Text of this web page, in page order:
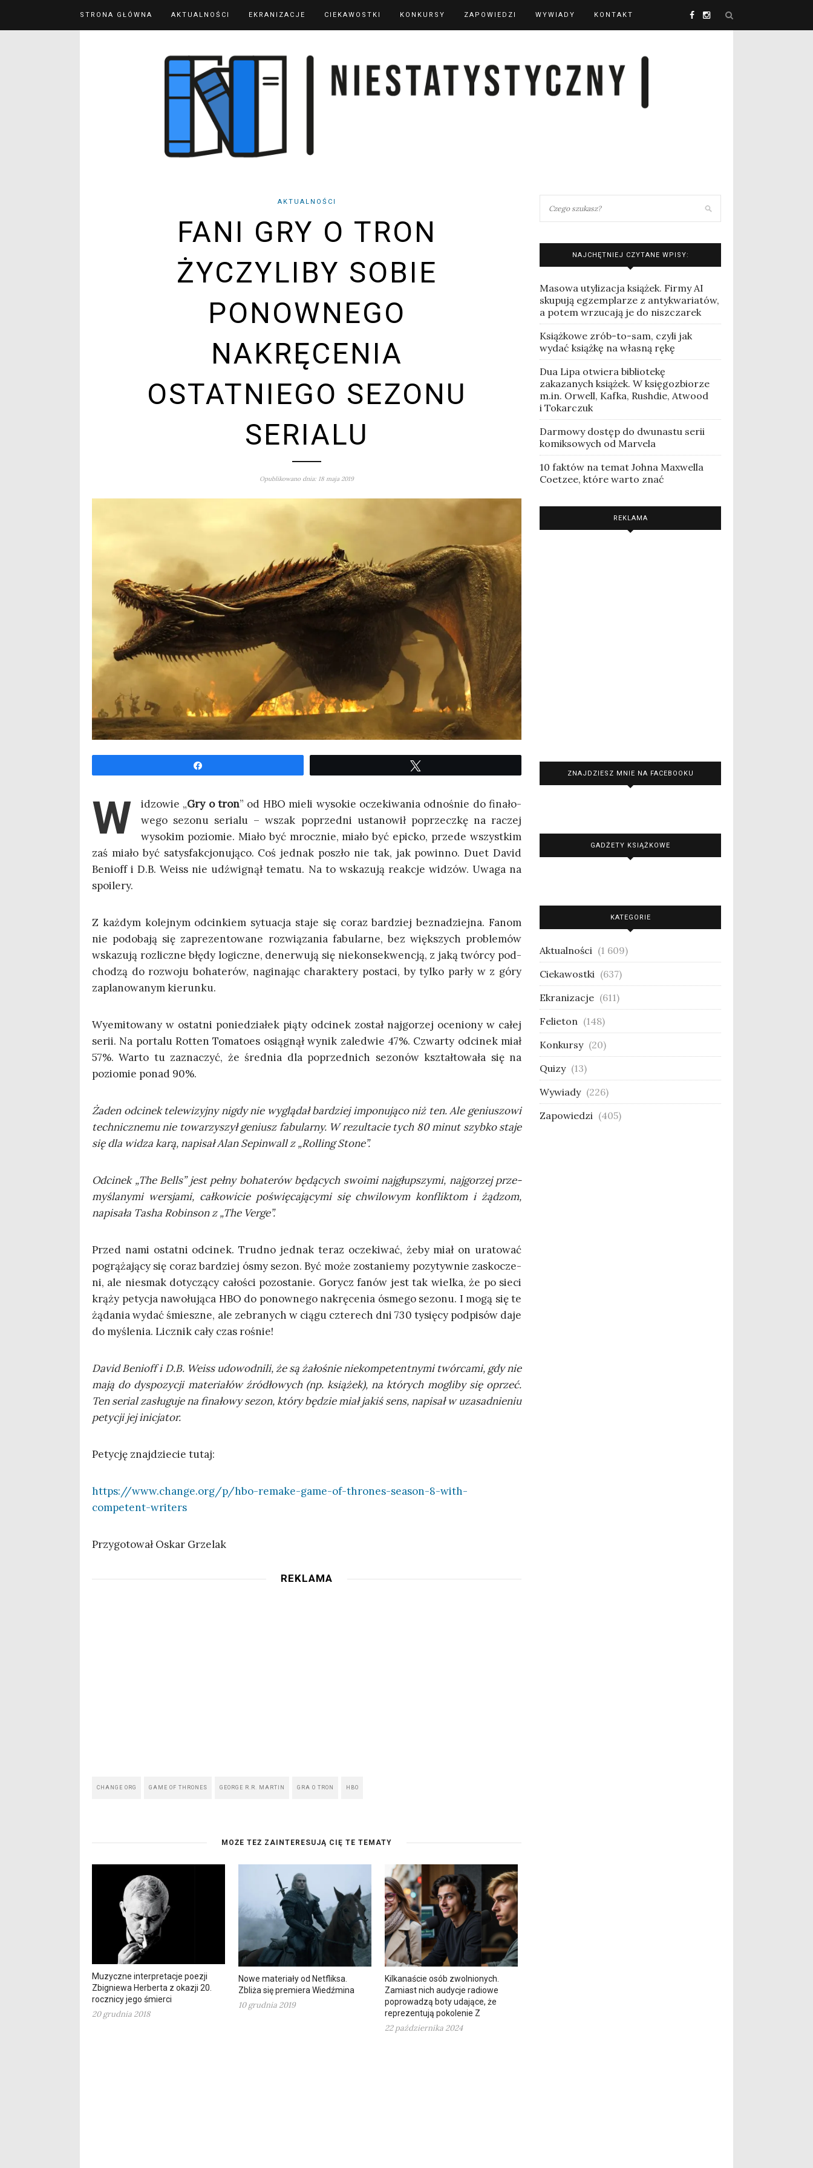
STRONA GŁÓWNA AKTUALNOŚCI EKRANIZACJE CIEKAWOSTKI KONKURSY ZAPOWIEDZI WYWIADY KONTAKT
AKTUALNOŚCI
FANI GRY O TRON
ŻYCZYLIBY SOBIE
PONOWNEGO
NAKRĘCENIA
OSTATNIEGO SEZONU
SERIALU
Opublikowano dnia: 18 maja 2019
W idzo­wie „Gry o tron” od HBO mie­li wyso­kie ocze­ki­wa­nia odno­śnie do fina­ło­
we­go sezo­nu seria­lu – wszak poprzed­ni usta­no­wił poprzecz­kę na raczej
wyso­kim pozio­mie. Mia­ło być mrocz­nie, mia­ło być epic­ko, przede wszyst­kim
zaś mia­ło być satys­fak­cjo­nu­ją­co. Coś jed­nak poszło nie tak, jak powin­no. Duet David
Benioff i D.B. Weiss nie udźwi­gnął tema­tu. Na to wska­zu­ją reak­cje widzów. Uwa­ga na
spoilery.
Z każ­dym kolej­nym odcin­kiem sytu­acja sta­je się coraz bar­dziej bez­na­dziej­na. Fanom
nie podo­ba­ją się zapre­zen­to­wa­ne roz­wią­za­nia fabu­lar­ne, bez więk­szych pro­ble­mów
wska­zu­ją roz­licz­ne błę­dy logicz­ne, dener­wu­ją się nie­kon­se­kwen­cją, z jaką twór­cy pod­
cho­dzą do roz­wo­ju boha­te­rów, nagi­na­jąc cha­rak­te­ry posta­ci, by tyl­ko par­ły w z góry
zapla­no­wa­nym kierunku.
Wyemi­to­wa­ny w ostat­ni ponie­dzia­łek pią­ty odci­nek został naj­go­rzej oce­nio­ny w całej
serii. Na por­ta­lu Rot­ten Toma­to­es osią­gnął wynik zale­d­wie 47%. Czwar­ty odci­nek miał
57%. War­to tu zazna­czyć, że śred­nia dla poprzed­nich sezo­nów kształ­to­wa­ła się na
pozio­mie ponad 90%.
Żaden odci­nek tele­wi­zyj­ny nigdy nie wyglą­dał bar­dziej impo­nu­ją­co niż ten. Ale geniu­szo­wi
tech­nicz­ne­mu nie towa­rzy­szył geniusz fabu­lar­ny. W rezul­ta­cie tych 80 minut szyb­ko sta­je
się dla widza karą, napi­sał Alan Sepin­wall z „Rol­ling Stone”.
Odci­nek „The Bells” jest peł­ny boha­te­rów będą­cych swo­imi naj­głup­szy­mi, naj­go­rzej prze­
my­śla­ny­mi wer­sja­mi, cał­ko­wi­cie poświę­ca­ją­cy­mi się chwi­lo­wym kon­flik­tom i żądzom,
napi­sa­ła Tasha Robin­son z „The Verge”.
Przed nami ostat­ni odci­nek. Trud­no jed­nak teraz ocze­ki­wać, żeby miał on ura­to­wać
pogrą­ża­ją­cy się coraz bar­dziej ósmy sezon. Być może zosta­nie­my pozy­tyw­nie zasko­cze­
ni, ale nie­smak doty­czą­cy cało­ści pozo­sta­nie. Gorycz fanów jest tak wiel­ka, że po sie­ci
krą­ży pety­cja nawo­łu­ją­ca HBO do ponow­ne­go nakrę­ce­nia ósme­go sezo­nu. I mogą się te
żąda­nia wydać śmiesz­ne, ale zebra­nych w cią­gu czte­rech dni 730 tysię­cy pod­pi­sów daje
do myśle­nia. Licz­nik cały czas rośnie!
David Benioff i D.B. Weiss udo­wod­ni­li, że są żało­śnie nie­kom­pe­tent­ny­mi twór­ca­mi, gdy nie
mają do dys­po­zy­cji mate­ria­łów źró­dło­wych (np. ksią­żek), na któ­rych mogli­by się oprzeć.
Ten serial zasłu­gu­je na fina­ło­wy sezon, któ­ry będzie miał jakiś sens, napi­sał w uza­sad­nie­niu
pety­cji jej inicjator.
Pety­cję znaj­dzie­cie tutaj:
https://www.change.org/p/hbo-remake-game-of-thrones-season-8-with-
competent-writers
Przy­go­to­wał Oskar Grzelak
REKLAMA
CHANGE ORG GAME OF THRONES GEORGE R.R. MARTIN GRA O TRON HBO
MOŻE TEŻ ZAINTERESUJĄ CIĘ TE TEMATY
Muzyczne interpretacje poezji
Zbigniewa Herberta z okazji 20.
rocznicy jego śmierci
20 grudnia 2018
Nowe materiały od Netfliksa.
Zbliża się premiera Wiedźmina
10 grudnia 2019
Kilkanaście osób zwolnionych.
Zamiast nich audycje radiowe
poprowadzą boty udające, że
reprezentują pokolenie Z
22 października 2024
NAJCHĘTNIEJ CZYTANE WPISY:
Masowa utylizacja książek. Firmy AI
skupują egzemplarze z antykwariatów,
a potem wrzucają je do niszczarek
Książkowe zrób-to-sam, czyli jak
wydać książkę na własną rękę
Dua Lipa otwiera bibliotekę
zakazanych książek. W księgozbiorze
m.in. Orwell, Kafka, Rushdie, Atwood
i Tokarczuk
Darmowy dostęp do dwunastu serii
komiksowych od Marvela
10 faktów na temat Johna Maxwella
Coetzee, które warto znać
REKLAMA
ZNAJDZIESZ MNIE NA FACEBOOKU
GADŻETY KSIĄŻKOWE
KATEGORIE
Aktualności (1 609)
Ciekawostki (637)
Ekranizacje (611)
Felieton (148)
Konkursy (20)
Quizy (13)
Wywiady (226)
Zapowiedzi (405)